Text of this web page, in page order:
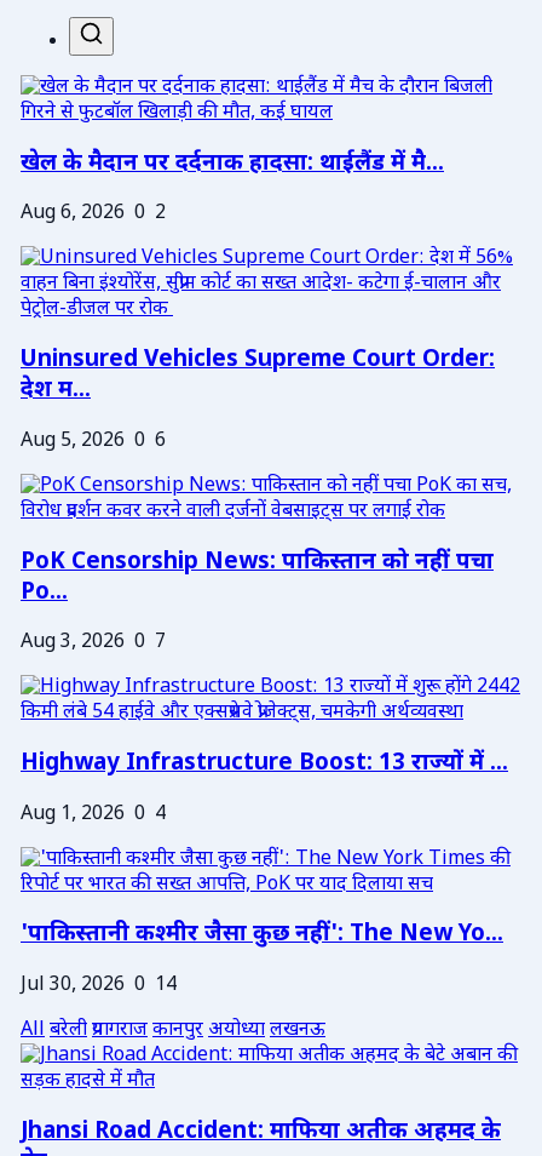
खेल के मैदान पर दर्दनाक हादसा: थाईलैंड में मै...
Aug 6, 2026 0 2
Uninsured Vehicles Supreme Court Order:
देश म...
Aug 5, 2026 0 6
PoK Censorship News: पाकिस्तान को नहीं पचा
Po...
Aug 3, 2026 0 7
Highway Infrastructure Boost: 13 राज्यों में ...
Aug 1, 2026 0 4
'पाकिस्तानी कश्मीर जैसा कुछ नहीं': The New Yo...
Jul 30, 2026 0 14
Allबरेलीप्रयागराजकानपुरअयोध्यालखनऊ
Jhansi Road Accident: माफिया अतीक अहमद के